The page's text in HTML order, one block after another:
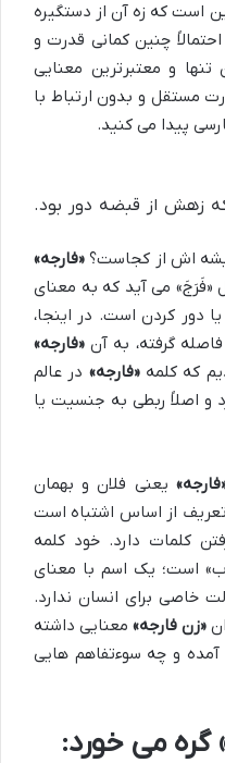
است که زه آن از دستگیره
چنین کمانی قدرت و
و معتبرترین معنایی
مستقل و بدون ارتباط با
پیدا می کنید.
زهش از قبضه دور بود.
اش از کجاست؟ «فارجه»
می آید که به معنای
دور کردن است. در اینجا،
گرفته، به آن «فارجه»
که کلمه«فارجه» در عالم
اصلاً ربطی به جنسیت یا
یعنی فلان و بهمان
از اساس اشتباه است
کلمات دارد. خود کلمه
است؛ یک اسم با معنای
برای انسان ندارد.
«زن فارجه» معنایی داشته
آمده و چه سوءتفاهم هایی
گره می خورد: